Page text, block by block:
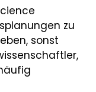
zu
sonst